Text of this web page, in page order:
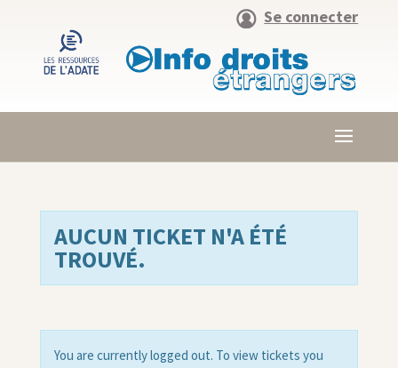
Se connecter
AUCUN TICKET N'A ÉTÉ
TROUVÉ.
You are currently logged out. To view tickets you